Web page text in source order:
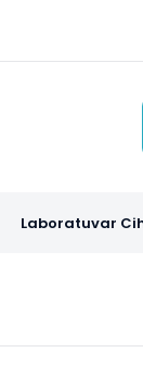
Laboratuvar